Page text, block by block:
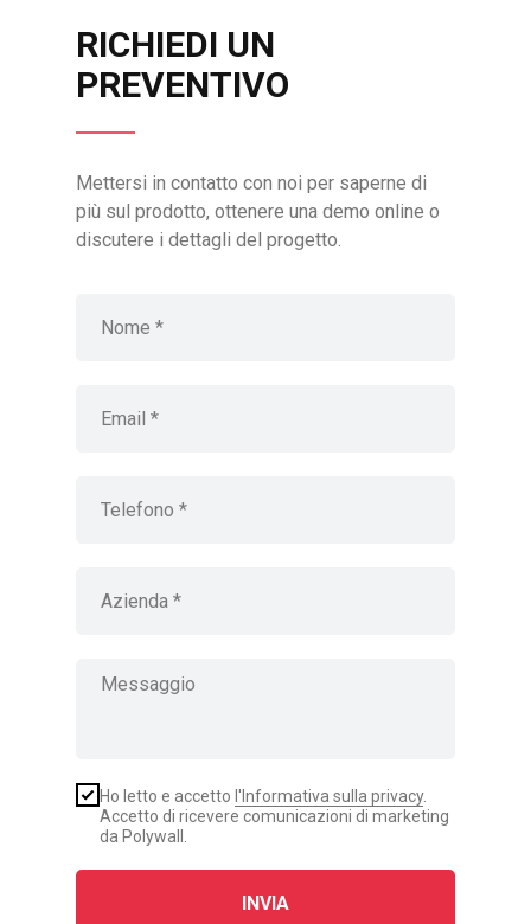
Ho letto e accetto l'Informativa sulla privacy.
Accetto di ricevere comunicazioni di marketing
da Polywall.
INVIA
RICHIEDI UN
PREVENTIVO
Mettersi in contatto con noi per saperne di
più sul prodotto, ottenere una demo online o
discutere i dettagli del progetto.